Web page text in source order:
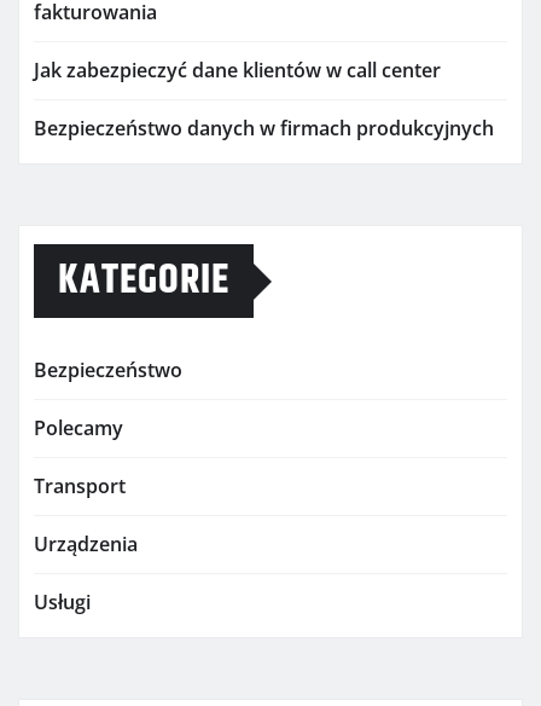
fakturowania
Jak zabezpieczyć dane klientów w call center
Bezpieczeństwo danych w firmach produkcyjnych
KATEGORIE
Bezpieczeństwo
Polecamy
Transport
Urządzenia
Usługi